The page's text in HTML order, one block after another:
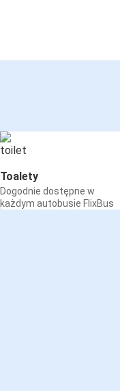
Toalety
Dogodnie dostępne w
każdym autobusie FlixBus